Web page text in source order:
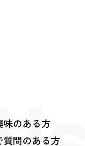
のある方
問のある方